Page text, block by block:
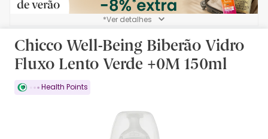
*Ver detalhes
Chicco Well-Being Biberão Vidro
Fluxo Lento Verde +0M 150ml
Health Points